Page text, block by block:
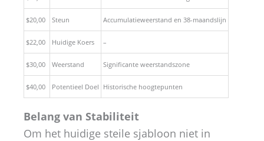
$20,00 Steun Accumulatieweerstand en 38-maandslijn
$22,00 Huidige Koers –
$30,00 Weerstand Significante weerstandszone
$40,00 Potentieel Doel Historische hoogtepunten
Belang van Stabiliteit
Om het huidige steile sjabloon niet in